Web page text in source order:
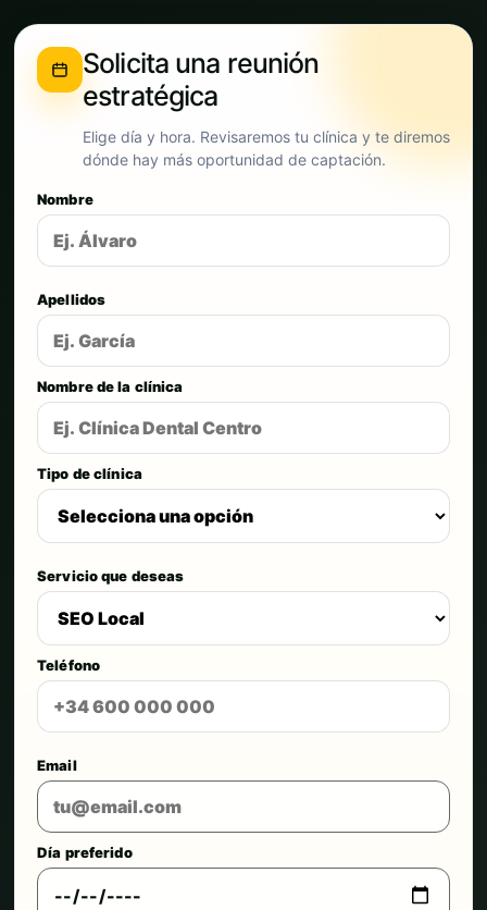
Solicita una reunión
estratégica
Elige día y hora. Revisaremos tu clínica y te diremos
dónde hay más oportunidad de captación.
Nombre
Apellidos
Nombre de la clínica
Tipo de clínica
Servicio que deseas
Teléfono
Email
Día preferido